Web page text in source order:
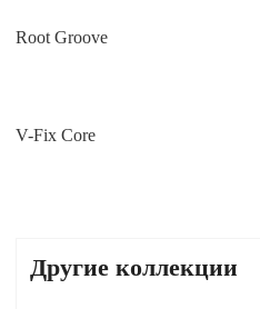
Root Groove
V-Fix Core
Другие коллекции